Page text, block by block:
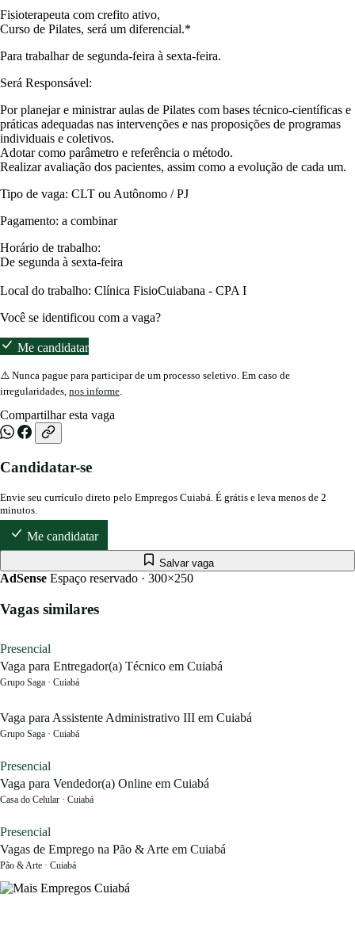
Fisioterapeuta com crefito ativo,
Curso de Pilates, será um diferencial.*
Para trabalhar de segunda-feira à sexta-feira.
Será Responsável:
Por planejar e ministrar aulas de Pilates com bases técnico-científicas e
práticas adequadas nas intervenções e nas proposições de programas
individuais e coletivos.
Adotar como parâmetro e referência o método.
Realizar avaliação dos pacientes, assim como a evolução de cada um.
Tipo de vaga: CLT ou Autônomo / PJ
Pagamento: a combinar
Horário de trabalho:
De segunda à sexta-feira
Local do trabalho: Clínica FisioCuiabana - CPA I
Você se identificou com a vaga?
Me candidatar
⚠️ Nunca pague para participar de um processo seletivo. Em caso de
irregularidades, nos informe.
Compartilhar esta vaga
Candidatar-se
Envie seu currículo direto pelo Empregos Cuiabá. É grátis e leva menos de 2
minutos.
Me candidatar
Salvar vaga
AdSense Espaço reservado · 300×250
Vagas similares
Presencial
Vaga para Entregador(a) Técnico em Cuiabá
Grupo Saga · Cuiabá
Vaga para Assistente Administrativo III em Cuiabá
Grupo Saga · Cuiabá
Presencial
Vaga para Vendedor(a) Online em Cuiabá
Casa do Celular · Cuiabá
Presencial
Vagas de Emprego na Pão & Arte em Cuiabá
Pão & Arte · Cuiabá